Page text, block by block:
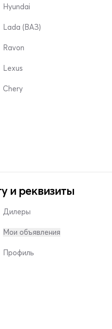
Hyundai
Lada (ВАЗ)
Ravon
Lexus
Chery
и реквизиты
Дилеры
Мои объявления
Профиль